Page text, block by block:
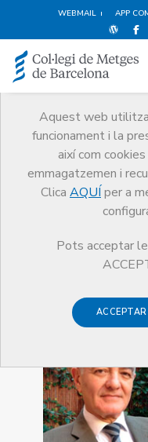
WEBMAIL APP
Aquest web
funcionament i la
així com
emmagatzemen i
Clica AQUÍ per a
Pots acceptar
ACCEPTAR
Premis
Premis
Guardonat